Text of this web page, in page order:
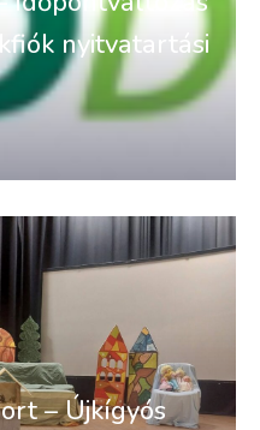
nyitvatartási
– Újkígyós